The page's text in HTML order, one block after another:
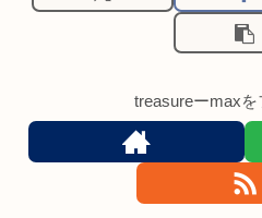
treasureーmaxを